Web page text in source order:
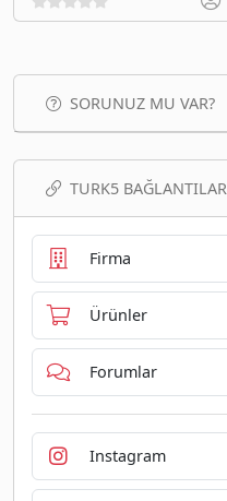
SORUNUZ MU VAR?
TURK5 BAĞLANTILAR
Firma
Ürünler
Forumlar
Instagram